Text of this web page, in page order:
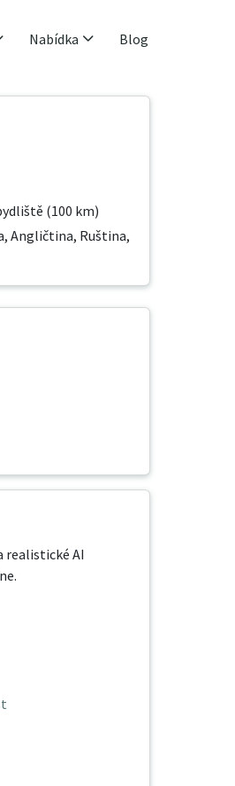
Nabídka Blog
(100 km)
Angličtina, Ruština,
realistické AI